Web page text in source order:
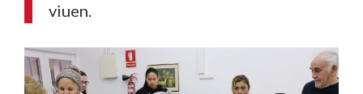
viuen.